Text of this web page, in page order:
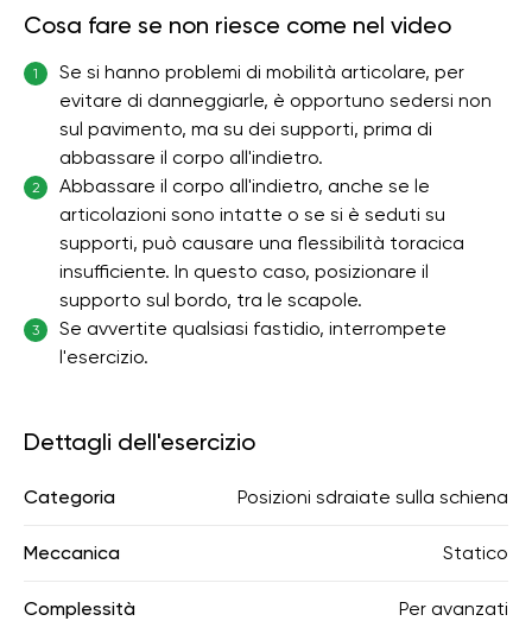
Cosa fare se non riesce come nel video
1
Se si hanno problemi di mobilità articolare, per
evitare di danneggiarle, è opportuno sedersi non
sul pavimento, ma su dei supporti, prima di
abbassare il corpo all'indietro.
2
Abbassare il corpo all'indietro, anche se le
articolazioni sono intatte o se si è seduti su
supporti, può causare una flessibilità toracica
insufficiente. In questo caso, posizionare il
supporto sul bordo, tra le scapole.
3
Se avvertite qualsiasi fastidio, interrompete
l'esercizio.
Dettagli dell'esercizio
Categoria Posizioni sdraiate sulla schiena
Meccanica Statico
Complessità Per avanzati